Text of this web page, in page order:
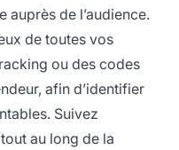
de l’audience.
de toutes vos
ou des codes
afin d’identifier
Suivez
au long de la